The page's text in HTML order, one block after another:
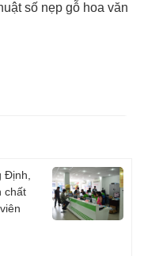
số nẹp gỗ hoa văn
Định,
chất